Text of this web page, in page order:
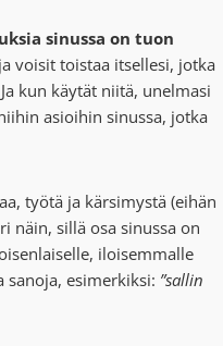
sinussa on tuon
voisit toistaa itsellesi, jotka
kun käytät niitä, unelmasi
asioihin sinussa, jotka
työtä ja kärsimystä (eihän
näin, sillä osa sinussa on
iloisemmalle
sanoja, esimerkiksi: ”sallin